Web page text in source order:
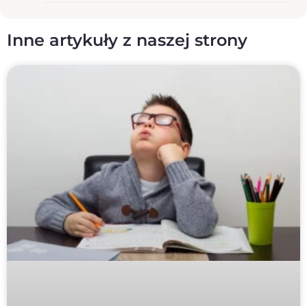
Inne artykuły z naszej strony